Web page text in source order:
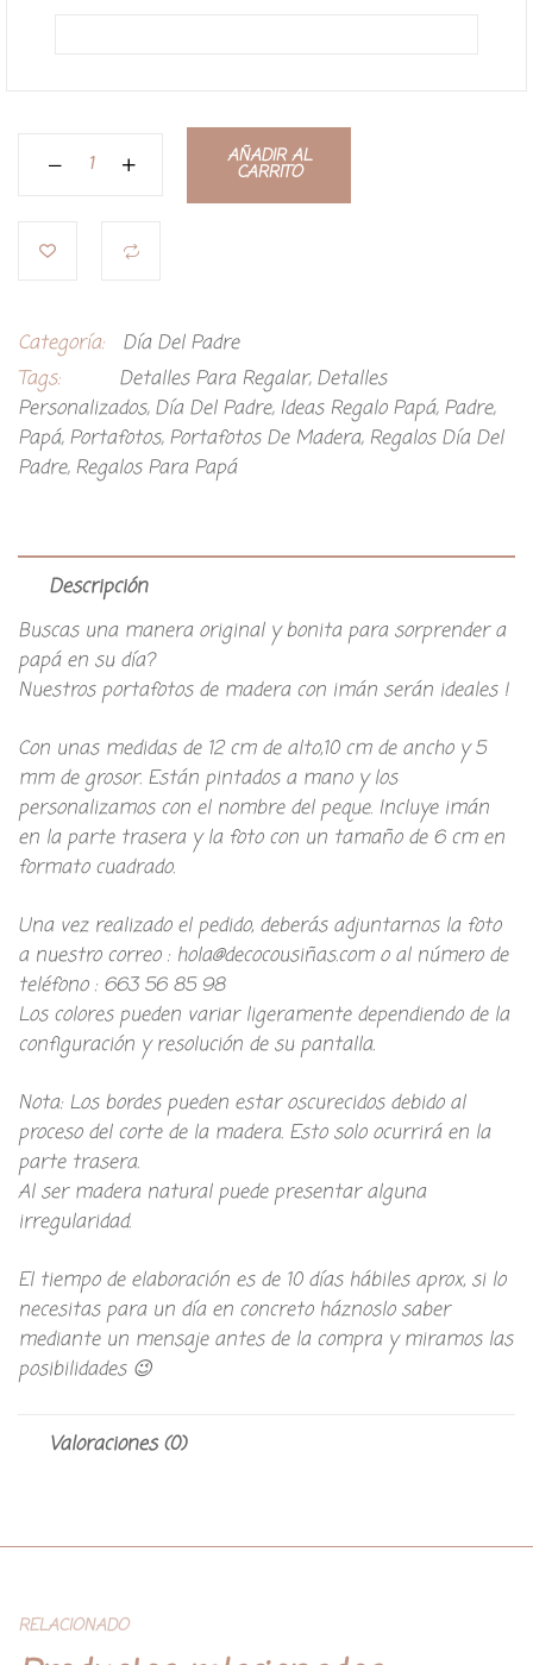
AÑADIR AL
CARRITO
Categoría:
Día Del Padre
Tags:
Detalles Para Regalar, Detalles
Personalizados, Día Del Padre, Ideas Regalo Papá, Padre,
Papá, Portafotos, Portafotos De Madera, Regalos Día Del
Padre, Regalos Para Papá
Descripción
Buscas una manera original y bonita para sorprender a
papá en su día?
Nuestros portafotos de madera con imán serán ideales !
Con unas medidas de 12 cm de alto,10 cm de ancho y 5
mm de grosor. Están pintados a mano y los
personalizamos con el nombre del peque. Incluye imán
en la parte trasera y la foto con un tamaño de 6 cm en
formato cuadrado.
Una vez realizado el pedido, deberás adjuntarnos la foto
a nuestro correo : hola@decocousiñas.com o al número de
teléfono : 663 56 85 98
Los colores pueden variar ligeramente dependiendo de la
configuración y resolución de su pantalla.
Nota: Los bordes pueden estar oscurecidos debido al
proceso del corte de la madera. Esto solo ocurrirá en la
parte trasera.
Al ser madera natural puede presentar alguna
irregularidad.
El tiempo de elaboración es de 10 días hábiles aprox, si lo
necesitas para un día en concreto háznoslo saber
mediante un mensaje antes de la compra y miramos las
posibilidades 😉
Valoraciones (0)
RELACIONADO